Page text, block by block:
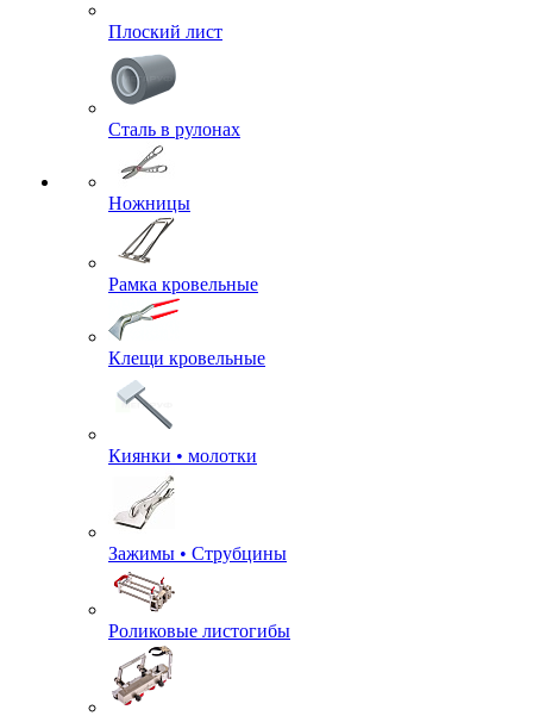
Плоский лист
Сталь в рулонах
Ножницы
Рамка кровельные
Клещи кровельные
Киянки • молотки
Зажимы • Струбцины
Роликовые листогибы